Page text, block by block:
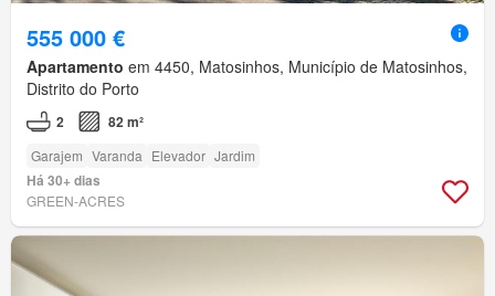
555 000 €
Apartamento em 4450, Matosinhos, Município de Matosinhos,
Distrito do Porto
2 82 m²
Garajem Varanda Elevador Jardim
Há 30+ dias
GREEN-ACRES